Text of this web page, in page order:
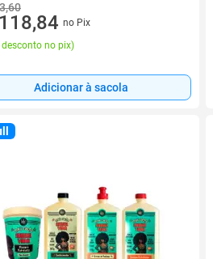
no Pix
desconto no pix)
Adicionar à sacola